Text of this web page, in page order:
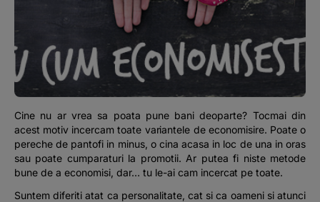
Podcast
Pentru antreprenori
Cine nu ar vrea sa poata pune bani deoparte? Tocmai din
acest motiv incercam toate variantele de economisire. Poate o
pereche de pantofi in minus, o cina acasa in loc de una in oras
sau poate cumparaturi la promotii. Ar putea fi niste metode
bune de a economisi, dar… tu le-ai cam incercat pe toate.
Suntem diferiti atat ca personalitate, cat si ca oameni si atunci